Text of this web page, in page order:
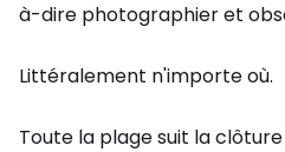
à-dire photographier et
Littéralement n'importe où.
Toute la plage suit la